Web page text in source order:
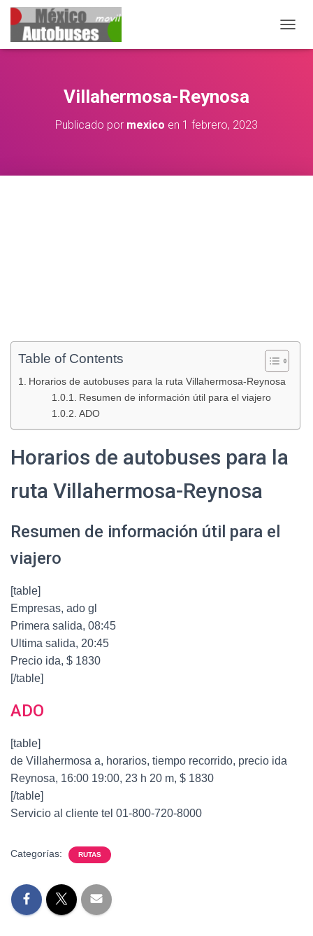
Villahermosa-Reynosa
Publicado por mexico en 1 febrero, 2023
Table of Contents
Horarios de autobuses para la ruta Villahermosa-Reynosa
Resumen de información útil para el viajero
ADO
Horarios de autobuses para la
ruta Villahermosa-Reynosa
Resumen de información útil para el
viajero
[table]
Empresas, ado gl
Primera salida, 08:45
Ultima salida, 20:45
Precio ida, $ 1830
[/table]
ADO
[table]
de Villahermosa a, horarios, tiempo recorrido, precio ida
Reynosa, 16:00 19:00, 23 h 20 m, $ 1830
[/table]
Servicio al cliente tel 01-800-720-8000
Categorías: RUTAS